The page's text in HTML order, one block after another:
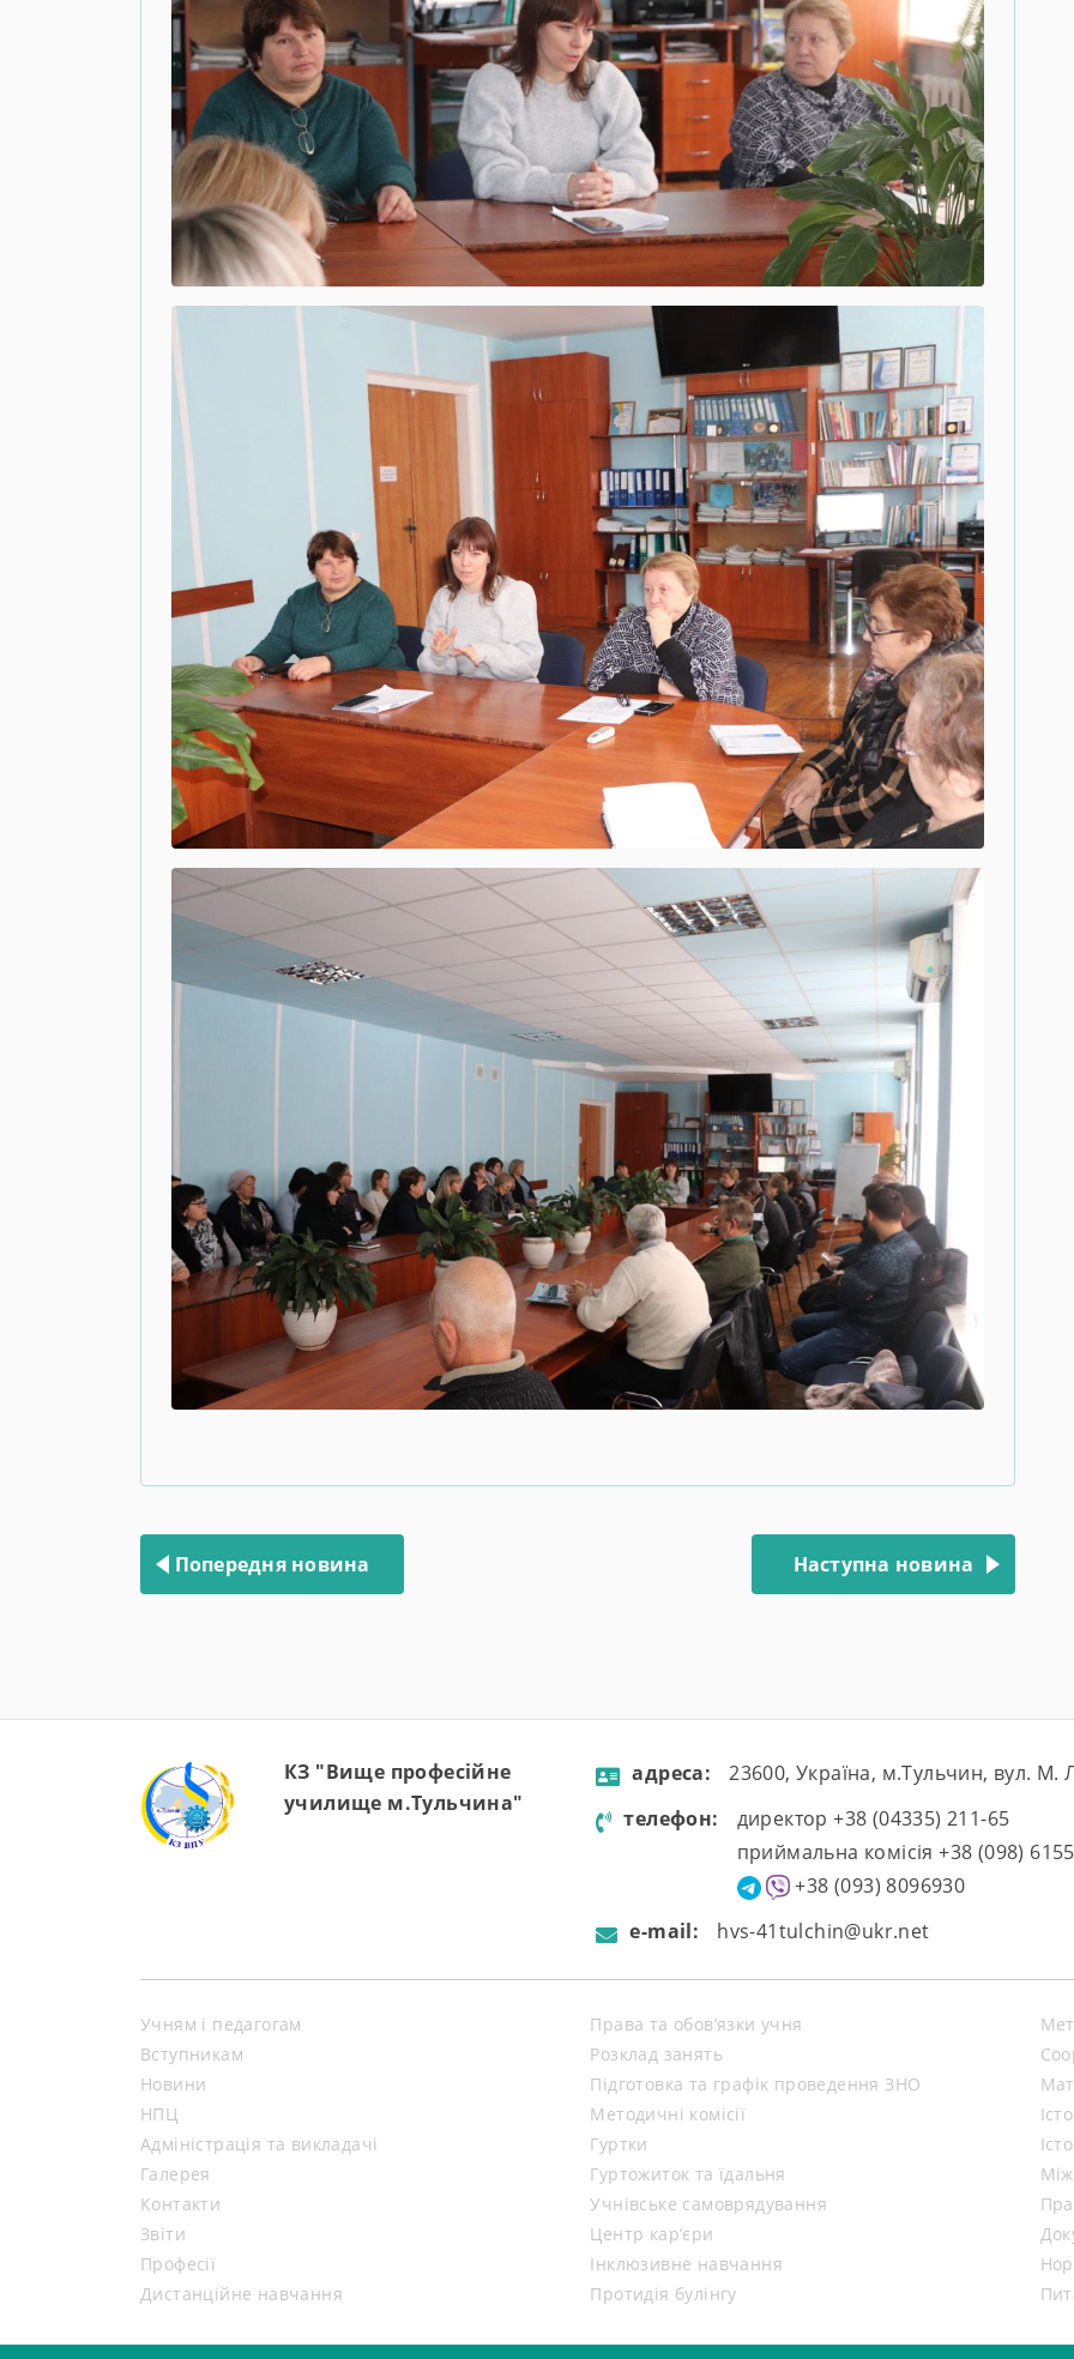
записів
Попередня новина Наступна новина
КЗ "Вище професійне
училище м.Тульчина"
aдресa:
23600, Україна, м.Тульчин, вул. М.
телефон:
директор +38 (04335) 211-65
приймальна комісія +38 (098)
+38 (093) 8096930
e-mail:
hvs-41tulchin@ukr.net
Учням і педагогам
Вступникам
Новини
НПЦ
Адміністрація та викладачі
Галерея
Контакти
Звіти
Професії
Дистанційне навчання
Права та обов’язки учня
Розклад занять
Підготовка та графік проведення ЗНО
Методичні комісії
Гуртки
Гуртожиток та їдальня
Учнівське самоврядування
Центр кар’єри
Інклюзивне навчання
Протидія булінгу